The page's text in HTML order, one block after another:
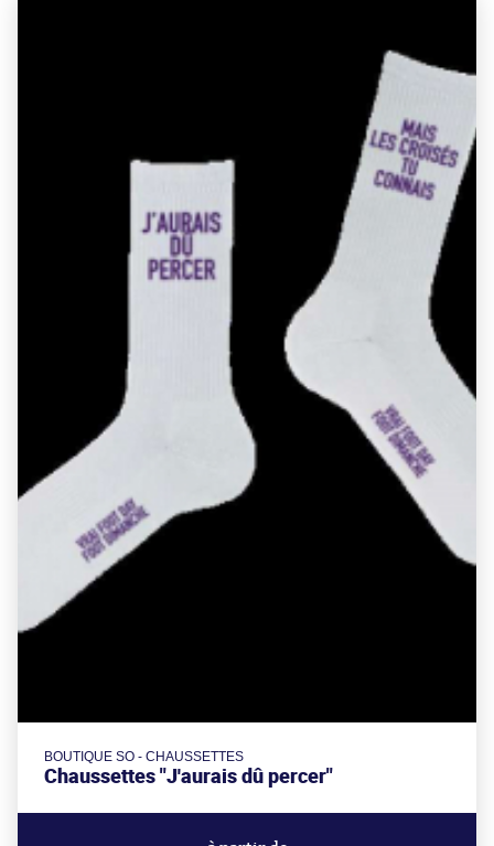
BOUTIQUE SO - CHAUSSETTES
Chaussettes "J'aurais dû percer"